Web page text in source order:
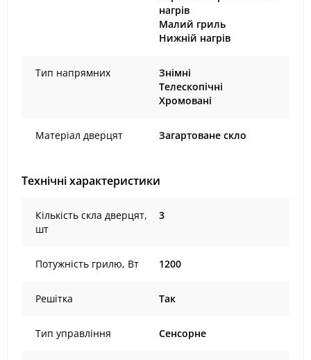
нагрів
Малий гриль
Нижній нагрів
Тип напрямних
Знімні
Телескопічні
Хромовані
Матеріал дверцят Загартоване скло
Технічні характеристики
Кількість скла дверцят,
шт
3
Потужність грилю, Вт 1200
Решітка Так
Тип управління Сенсорне